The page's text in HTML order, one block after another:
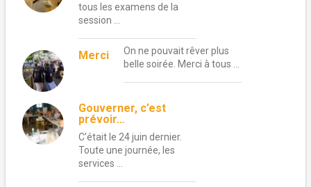
tous les examens de la
session …
Merci
On ne pouvait rêver plus
belle soirée. Merci à tous …
Gouverner, c’est
prévoir…
C’était le 24 juin dernier.
Toute une journée, les
services …